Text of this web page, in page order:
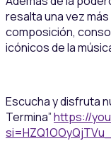
resalta una vez
composición,
icónicos de la
Escucha y disfruta
Termina”https://